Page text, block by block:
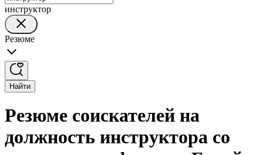
инструктор
Резюме
Найти
Резюме соискателей на
должность инструктора со